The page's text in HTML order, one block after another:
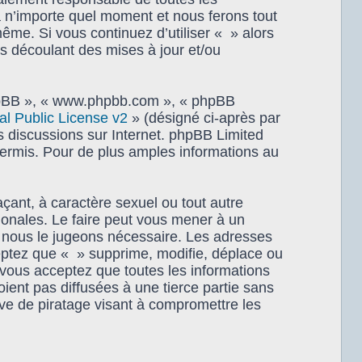
quel moment et nous ferons tout
Si vous continuez d’utiliser « » alors
découlant des mises à jour et/ou
», « www.phpbb.com », « phpBB
Public License v2» (désigné ci-après par
sur Internet. phpBB Limited
Pour de plus amples informations au
à caractère sexuel ou tout autre
Le faire peut vous mener à un
le jugeons nécessaire. Les adresses
que « » supprime, modifie, déplace ou
acceptez que toutes les informations
pas diffusées à une tierce partie sans
de piratage visant à compromettre les